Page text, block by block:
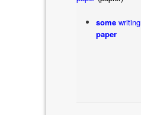
somewriting
paper